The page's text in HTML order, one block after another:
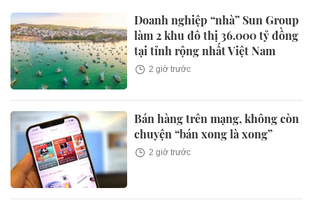
Doanh nghiệp “nhà” Sun Group
làm 2 khu đô thị 36.000 tỷ đồng
tại tỉnh rộng nhất Việt Nam
2 giờ trước
Bán hàng trên mạng, không còn
chuyện “bán xong là xong”
2 giờ trước